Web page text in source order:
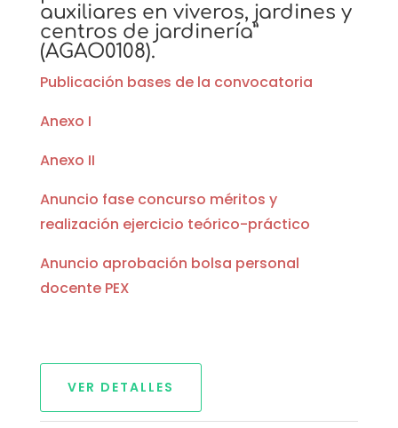
auxiliares en viveros, jardines y
centros de jardinería”
(AGAO0108).
Publicación bases de la convocatoria
Anexo I
Anexo II
Anuncio fase concurso méritos y
realización ejercicio teórico-práctico
Anuncio aprobación bolsa personal
docente PEX
VER DETALLES